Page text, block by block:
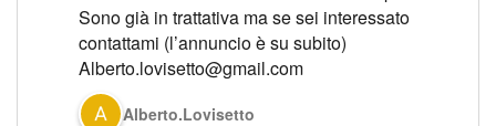
Sono già in trattativa ma se sei interessato
contattami (l’annuncio è su subito)
Alberto.lovisetto@gmail.com
Alberto.Lovisetto